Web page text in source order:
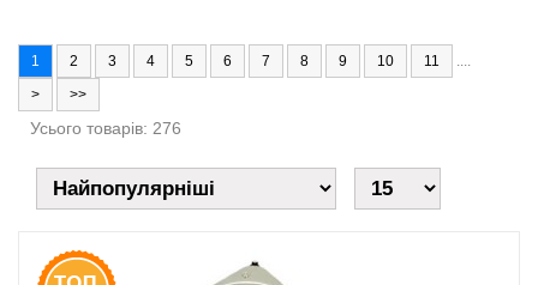
1 2 3 4 5 6 7 8 9 10 11
....
>
>>
Усього товарів: 276